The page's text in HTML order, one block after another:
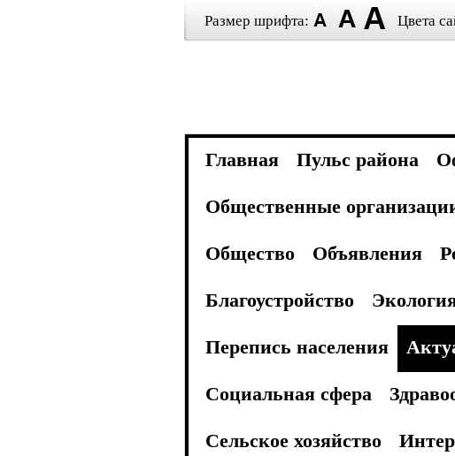
Размер шрифта: Цвета
Главная Пульс района
Общественные
Общество
Объявления
Благоустройство
Перепись населения
Социальная сфера
Сельское хозяйство